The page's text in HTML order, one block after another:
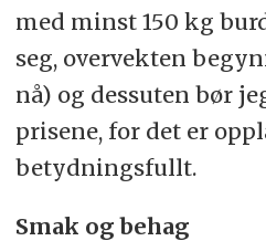
med minst 150 kg
seg, overvekten
nå) og dessuten bør
prisene, for det er
betydningsfullt.
Smak og behag